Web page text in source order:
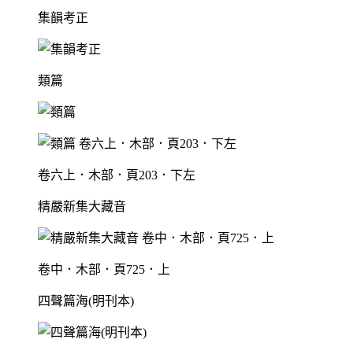
集韻考正
類篇
卷六上．木部．頁203．下左
精嚴新集大藏音
卷中．木部．頁725．上
四聲篇海(明刊本)